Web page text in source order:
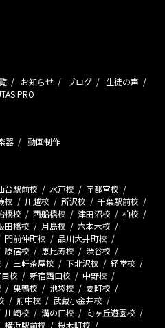
お知らせ ブログ
生徒の声
PRO
器 動画制作
台駅前校 水戸校
宇都宮校
校 川越校 所沢校
千葉駅前校
橋校 西船橋校 津田沼校
柏校
田橋校 月島校
六本木校
門前仲町校
品川大井町校
原宿校 恵比寿校
渋谷校
三軒茶屋校 下北沢校
経堂校
校 新宿西口校
中野校
巣鴨校 池袋校
要町校
府中校
武蔵小金井校
川崎校 溝の口校
向ヶ丘遊園校
横浜駅前校
桜木町校